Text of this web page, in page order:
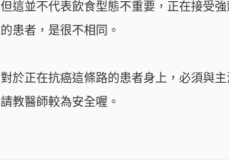
但這並不代表飲食型態不重要，正在接受
的患者，是很不相同。
對於正在抗癌這條路的患者身上，必須與
請教醫師較為安全喔。